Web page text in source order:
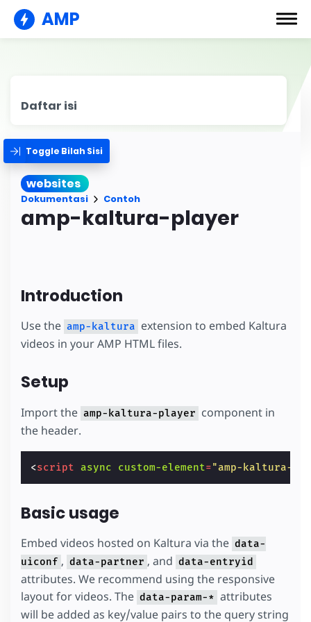
AMP
Daftar isi
Toggle Bilah Sisi
websites
Dokumentasi Contoh
amp-kaltura-player
Introduction
Use the amp-kaltura extension to embed Kaltura
videos in your AMP HTML files.
Setup
Import the amp-kaltura-player component in
the header.
<script async custom-element="amp-kaltura-
Basic usage
Embed videos hosted on Kaltura via the data-
uiconf , data-partner , and data-entryid
attributes. We recommend using the responsive
layout for videos. The data-param-* attributes
will be added as key/value pairs to the query string